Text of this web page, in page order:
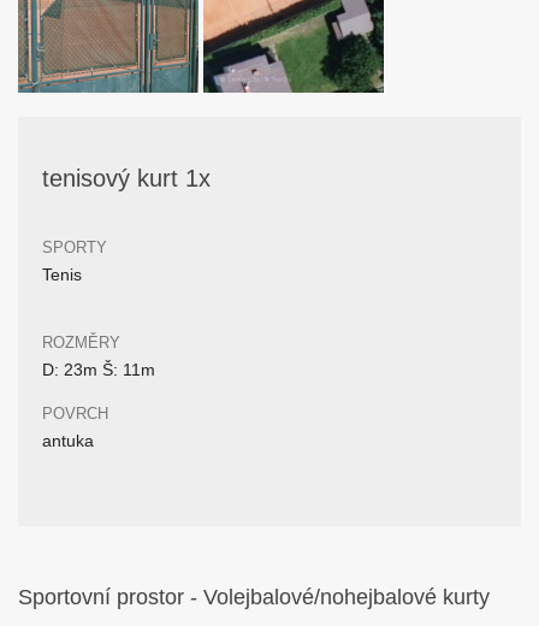
tenisový kurt 1x
SPORTY
Tenis
ROZMĚRY
D: 23m Š: 11m
POVRCH
antuka
Sportovní prostor - Volejbalové/nohejbalové kurty